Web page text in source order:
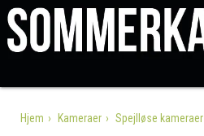
Hjem Kameraer Spejlløse kameraer